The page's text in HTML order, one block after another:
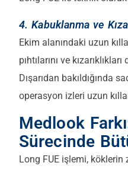
4. Kabuklanma ve
Ekim alanındaki uzun
pıhtılarını ve
Dışarıdan bakıldığında
operasyon izleri uzun
Medlook
Sürecinde
Long FUE işlemi,